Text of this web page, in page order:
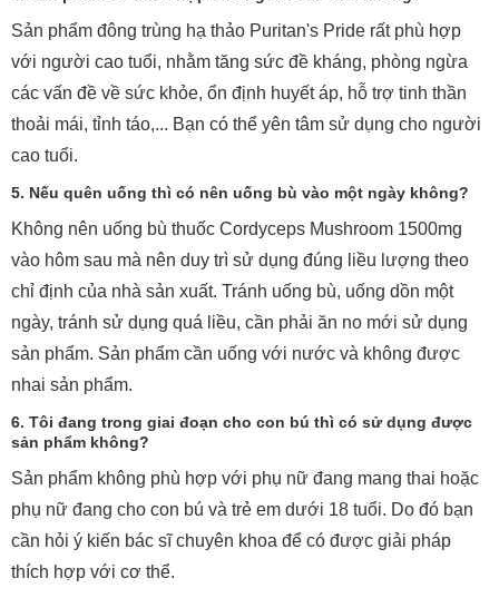
Sản phẩm đông trùng hạ thảo Puritan's Pride rất phù hợp
với người cao tuổi, nhằm tăng sức đề kháng, phòng ngừa
các vấn đề về sức khỏe, ổn định huyết áp, hỗ trợ tinh thần
thoải mái, tỉnh táo,... Bạn có thể yên tâm sử dụng cho người
cao tuổi.
5. Nếu quên uống thì có nên uống bù vào một ngày không?
Không nên uống bù thuốc Cordyceps Mushroom 1500mg
vào hôm sau mà nên duy trì sử dụng đúng liều lượng theo
chỉ định của nhà sản xuất. Tránh uống bù, uống dồn một
ngày, tránh sử dụng quá liều, cần phải ăn no mới sử dụng
sản phẩm. Sản phẩm cần uống với nước và không được
nhai sản phẩm.
6. Tôi đang trong giai đoạn cho con bú thì có sử dụng được
sản phẩm không?
Sản phẩm không phù hợp với phụ nữ đang mang thai hoặc
phụ nữ đang cho con bú và trẻ em dưới 18 tuổi. Do đó bạn
cần hỏi ý kiến bác sĩ chuyên khoa để có được giải pháp
thích hợp với cơ thể.